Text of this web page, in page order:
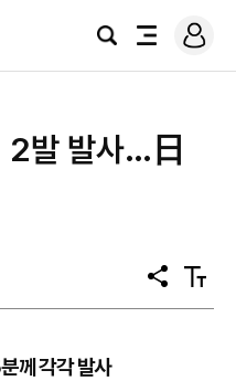
검
전
로
그
2발 발사…日
공
유
텍
스
께 각각 발사